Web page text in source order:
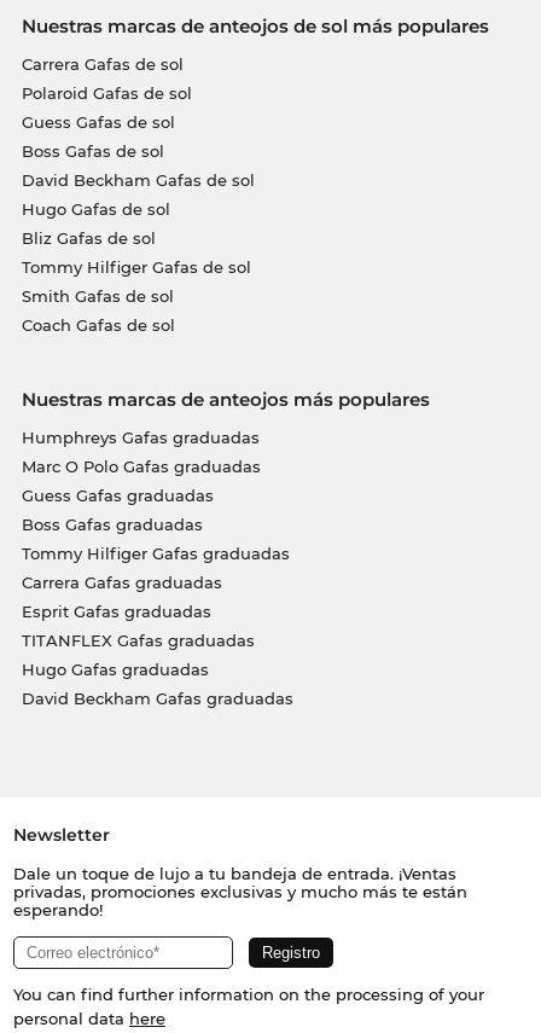
Nuestras marcas de anteojos de sol más populares
Carrera Gafas de sol
Polaroid Gafas de sol
Guess Gafas de sol
Boss Gafas de sol
David Beckham Gafas de sol
Hugo Gafas de sol
Bliz Gafas de sol
Tommy Hilfiger Gafas de sol
Smith Gafas de sol
Coach Gafas de sol
Nuestras marcas de anteojos más populares
Humphreys Gafas graduadas
Marc O Polo Gafas graduadas
Guess Gafas graduadas
Boss Gafas graduadas
Tommy Hilfiger Gafas graduadas
Carrera Gafas graduadas
Esprit Gafas graduadas
TITANFLEX Gafas graduadas
Hugo Gafas graduadas
David Beckham Gafas graduadas
Newsletter
Dale un toque de lujo a tu bandeja de entrada. ¡Ventas
privadas, promociones exclusivas y mucho más te están
esperando!
You can find further information on the processing of your
personal data here